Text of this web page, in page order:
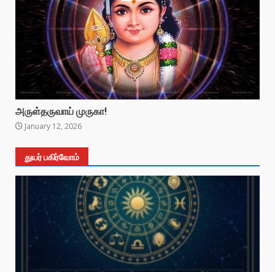
அருள்தருவாய் முருகா!
January 12, 2026
துயர் பகிர்வோம்